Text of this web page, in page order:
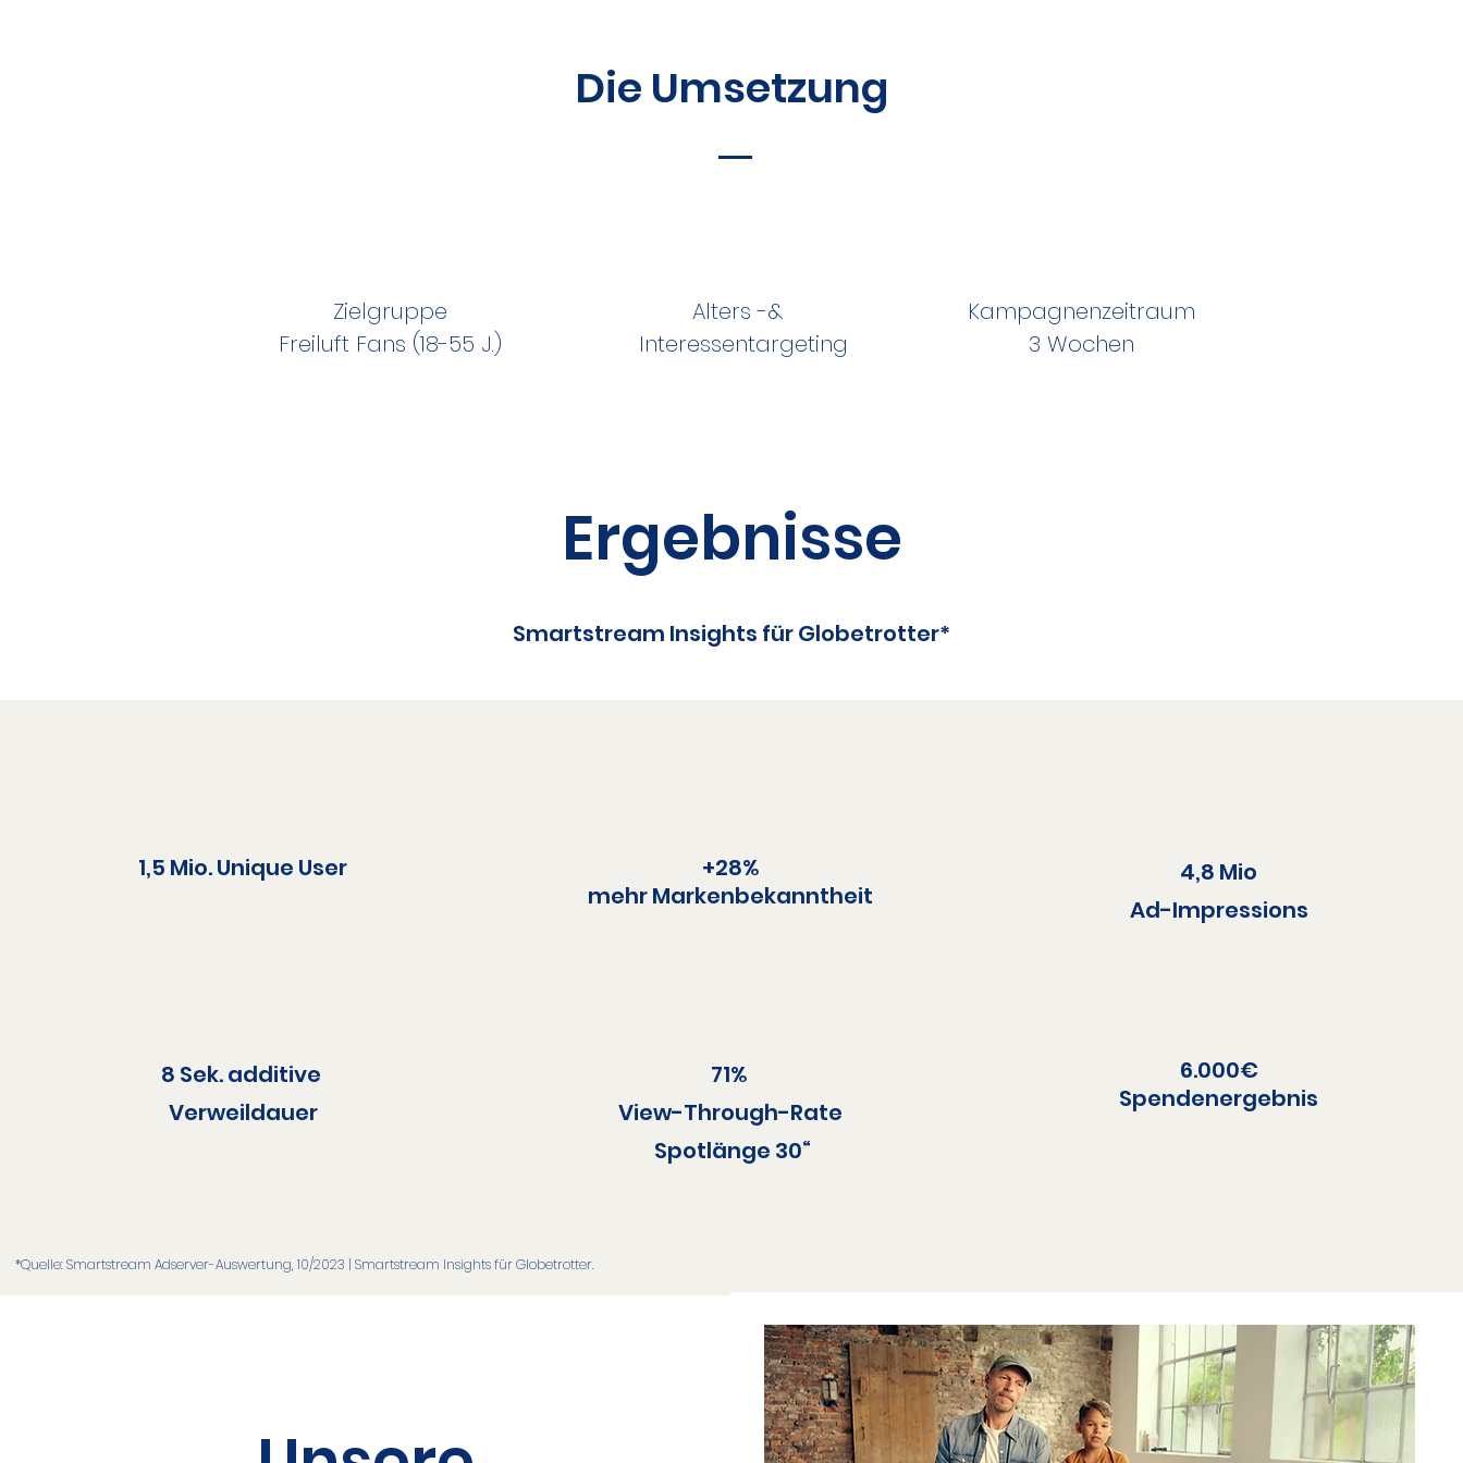
Die Umsetzung
Zielgruppe
Freiluft Fans (18-55 J.​)
Alters -&
Interessentargeting​
Kampagnenzeitraum
3 Wochen
Ergebnisse
Smartstream Insights für Globetrotter*
1,5 Mio. Unique User
+28%​
mehr Markenbekanntheit​
4,8 Mio​
Ad-Impressions​
8 Sek. additive ​
Verweildauer​
71% ​
View-Through-Rate​
Spotlänge 30“
6.000€​
Spendenergebnis​
*Quelle: Smartstream Adserver-Auswertung, 10/2023​ | Smartstream Insights für Globetrotter.